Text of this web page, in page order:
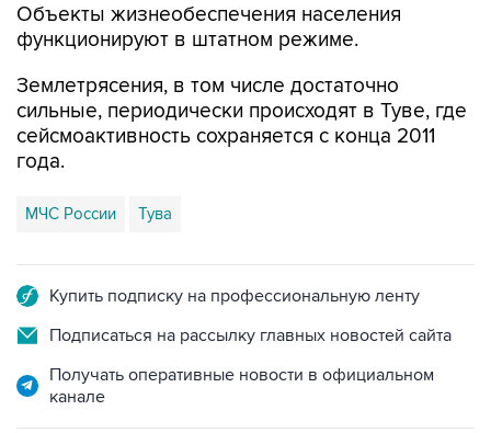
Объекты жизнеобеспечения населения
функционируют в штатном режиме.
Землетрясения, в том числе достаточно
сильные, периодически происходят в Туве, где
сейсмоактивность сохраняется с конца 2011
года.
МЧС России Тува
Купить подписку на профессиональную ленту
Подписаться на рассылку главных новостей сайта
Получать оперативные новости в официальном
канале